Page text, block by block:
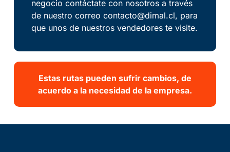
negocio contáctate con nosotros a través
de nuestro correo contacto@dimal.cl, para
que unos de nuestros vendedores te visite.
Estas rutas pueden sufrir cambios, de
acuerdo a la necesidad de la empresa.